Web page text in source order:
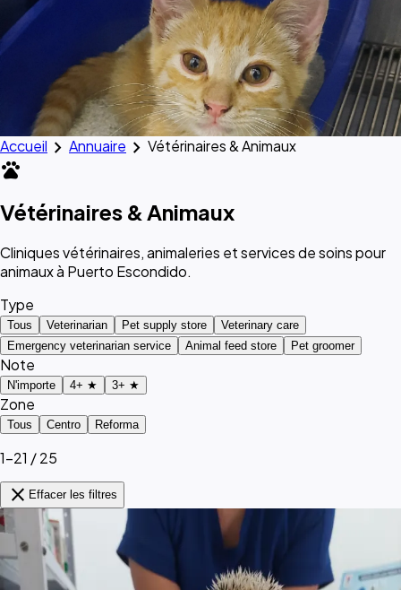
Accueil chevron_right Annuaire chevron_right Vétérinaires & Animaux
pets
Vétérinaires & Animaux
Cliniques vétérinaires, animaleries et services de soins pour
animaux à Puerto Escondido.
Type
Tous Veterinarian Pet supply store
Veterinary care
Emergency veterinarian service
Animal feed store Pet groomer
Note
N'importe 4+ ★ 3+ ★
Zone
Tous Centro Reforma
1–21 / 25
close Effacer les filtres